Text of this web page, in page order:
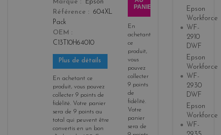
Marque
Epson
Référence
604XL
Pack
OEM
C13T10H64010
Plus de détails
En achetant ce
produit, vous pouvez
collecter 9 points de
fidélité. Votre panier
sera de 9 points au
total qui peuvent être
convertis en un bon
PANIER
En
achetant
ce
produit,
vous
pouvez
collecter
9 points
de
fidélité.
Votre
panier
sera de
Epson
Workforce
WF-
2910
DWF
Epson
Workforce
WF-
2930
DWF
Epson
Workforce
WF-